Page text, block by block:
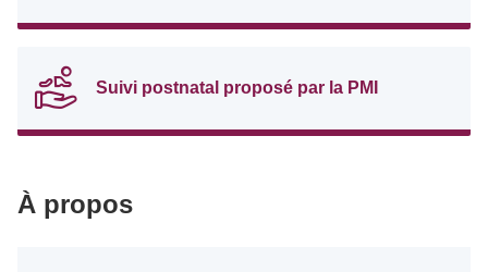
Suivi postnatal proposé par la PMI
À propos